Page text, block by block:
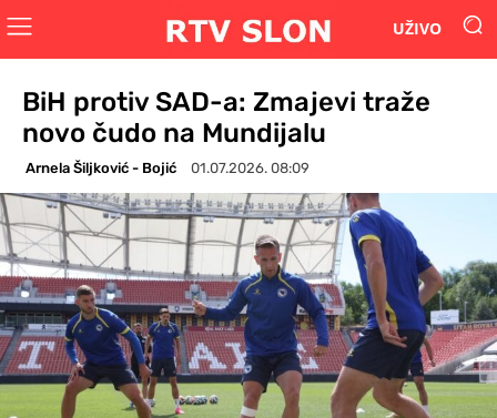
UŽIVO
BiH protiv SAD-a: Zmajevi traže
novo čudo na Mundijalu
Arnela Šiljković - Bojić 01.07.2026. 08:09